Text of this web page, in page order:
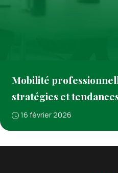
Mobilité
stratégies et
16 février 2026